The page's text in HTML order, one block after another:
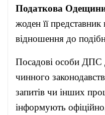
Податкова
жоден її
відношення до
Посадові особи ДПС
чинного
запитів чи інших
інформують